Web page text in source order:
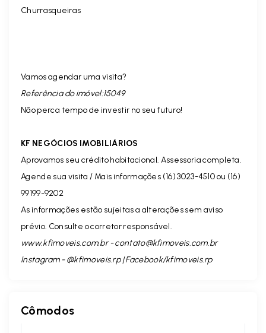
Churrasqueiras
Vamos agendar uma visita?
Referência do imóvel:15049
Não perca tempo de investir no seu futuro!
KF NEGÓCIOS IMOBILIÁRIOS
Aprovamos seu crédito habitacional. Assessoria completa.
Agende sua visita / Mais informações (16) 3023-4510 ou (16)
99199-9202
As informações estão sujeitas a alterações sem aviso
prévio. Consulte o corretor responsável.
www.kfimoveis.com.br -contato@kfimoveis.com.br
Instagram - @kfimoveis.rp | Facebook/kfimoveis.rp
Cômodos